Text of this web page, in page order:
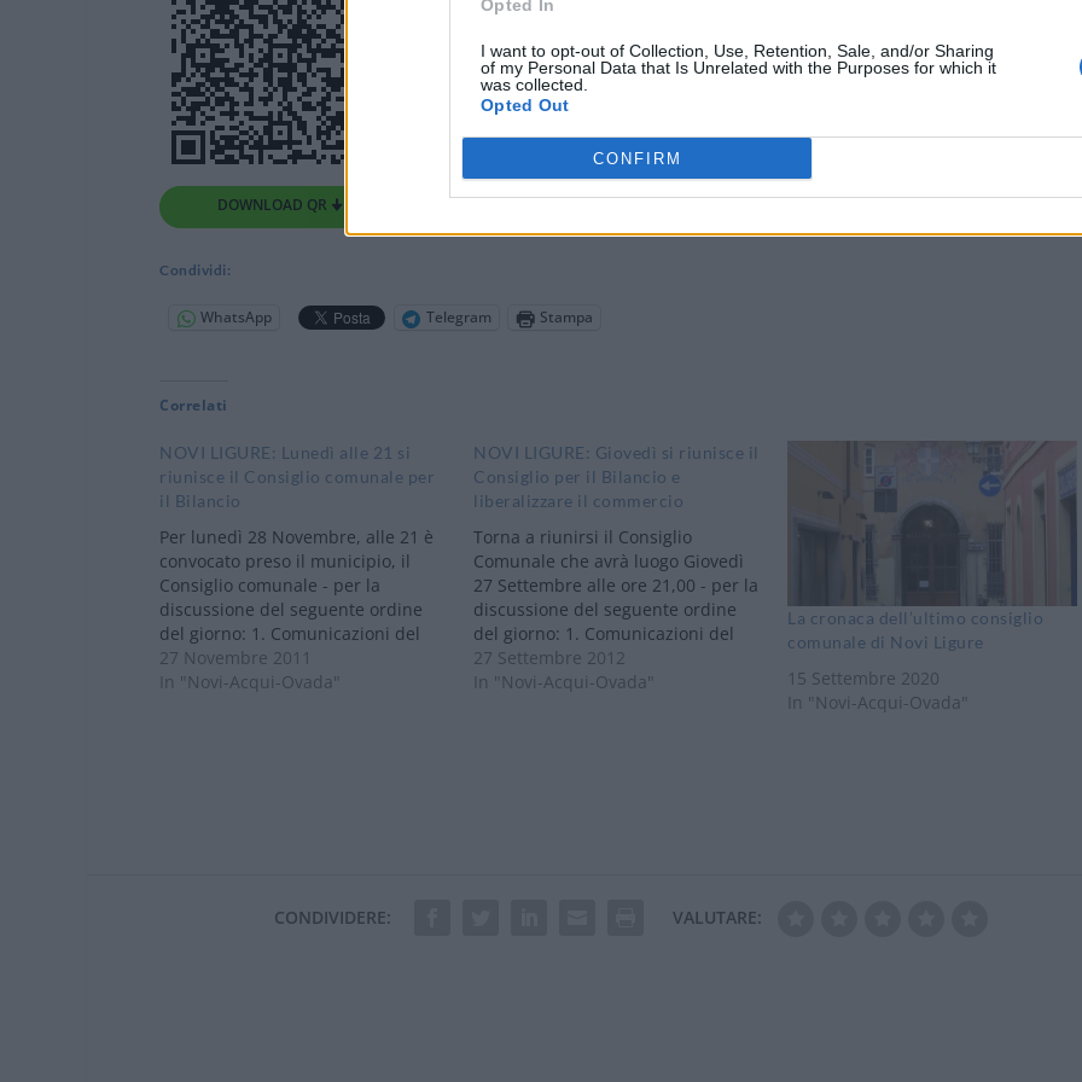
Opted In
I want to opt-out of Collection, Use, Retention, Sale, and/or Sharing
of my Personal Data that Is Unrelated with the Purposes for which it
was collected.
Opted Out
CONFIRM
DOWNLOAD QR 🠋
Condividi:
WhatsApp Telegram Stampa
Correlati
NOVI LIGURE: Lunedì alle 21 si
riunisce il Consiglio comunale per
il Bilancio
Per lunedì 28 Novembre, alle 21 è
convocato preso il municipio, il
Consiglio comunale - per la
discussione del seguente ordine
del giorno: 1. Comunicazioni del
Presidente del Consiglio Comunale
e del Sindaco. 2. Lettura ed
27 Novembre 2011
In "Novi-Acqui-Ovada"
NOVI LIGURE: Giovedì si riunisce il
Consiglio per il Bilancio e
liberalizzare il commercio
Torna a riunirsi il Consiglio
Comunale che avrà luogo Giovedì
27 Settembre alle ore 21,00 - per la
discussione del seguente ordine
del giorno: 1. Comunicazioni del
Presidente del Consiglio Comunale
e del Sindaco. 2. Regolamento per
27 Settembre 2012
In "Novi-Acqui-Ovada"
La cronaca dell’ultimo consiglio
comunale di Novi Ligure
15 Settembre 2020
In "Novi-Acqui-Ovada"
CONDIVIDERE: VALUTARE: